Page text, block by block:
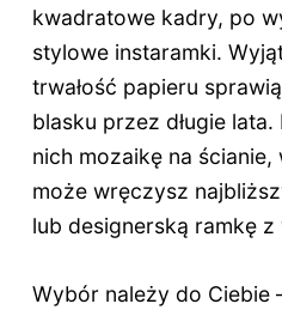
kwadratowe kadry, po
stylowe instaramki.
trwałość papieru
blasku przez długie
nich mozaikę na
może wręczysz
lub designerską ramkę z
Wybór należy do Ciebie